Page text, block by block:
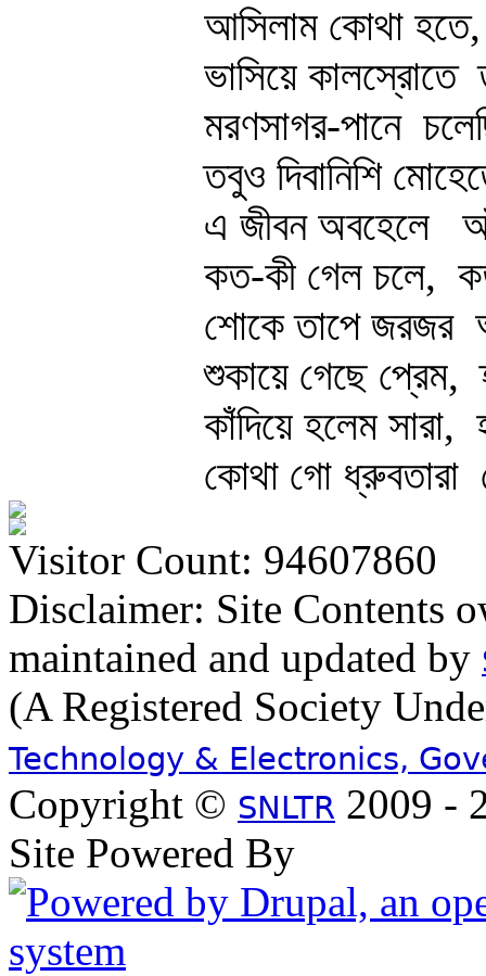
আসিলাম কোথা হতে,
ভাসিয়ে কালস্রোতে
মরণসাগর-পানে
তবুও দিবানিশি
এ জীবন অবহেলে
কত-কী গেল চলে,
শোকে তাপে জরজর
শুকায়ে গেছে প্রেম,
কাঁদিয়ে হলেম সারা,
কোথা গো ধ্রুবতারা
Visitor Count: 94607860
Disclaimer: Site Contents
maintained and updated by
(A Registered Society
Technology & Electronics,
Copyright © SNLTR 2009 -
Site Powered By